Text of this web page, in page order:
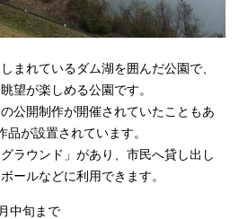
まれているダム湖を囲んだ公園で、
望が楽しめる公園です。
公開制作が開催されていたこともあ
品が設置されています。
ラウンド」があり、市民へ貸し出し
ールなどに利用できます。
中旬まで